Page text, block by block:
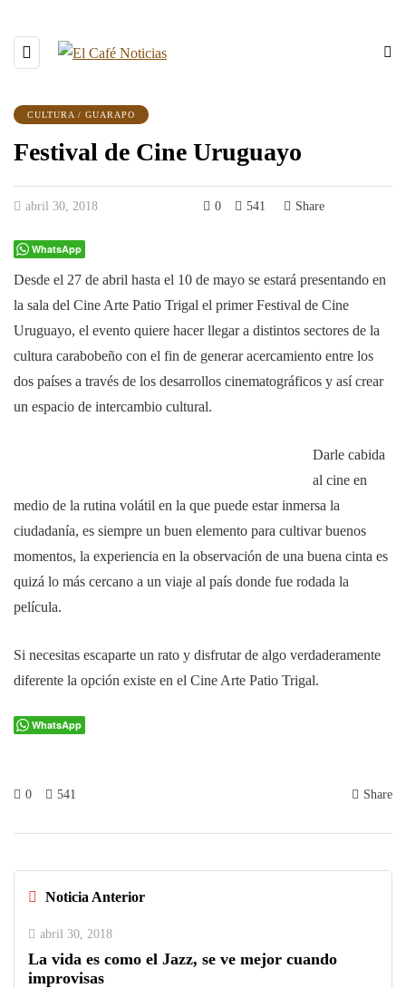
CULTURA / GUARAPO
Festival de Cine Uruguayo
abril 30, 2018 0 541 Share
WhatsApp
Desde el 27 de abril hasta el 10 de mayo se estará presentando en
la sala del Cine Arte Patio Trigal el primer Festival de Cine
Uruguayo, el evento quiere hacer llegar a distintos sectores de la
cultura carabobeño con el fin de generar acercamiento entre los
dos países a través de los desarrollos cinematográficos y así crear
un espacio de intercambio cultural.
Darle cabida
al cine en
medio de la rutina volátil en la que puede estar inmersa la
ciudadanía, es siempre un buen elemento para cultivar buenos
momentos, la experiencia en la observación de una buena cinta es
quizá lo más cercano a un viaje al país donde fue rodada la
película.
Si necesitas escaparte un rato y disfrutar de algo verdaderamente
diferente la opción existe en el Cine Arte Patio Trigal.
WhatsApp
0 541 Share
Noticia Anterior
abril 30, 2018
La vida es como el Jazz, se ve mejor cuando
improvisas